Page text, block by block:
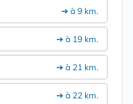
➔ à 9 km.
➔ à 19 km.
➔ à 21 km.
➔ à 22 km.